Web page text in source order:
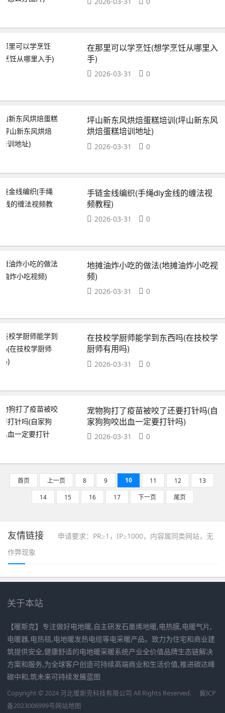
在那里可以学烹饪(想学烹饪从哪里入
手)
2026-03-31 0
坪山新东风烘焙蛋糕培训(坪山新东风
烘焙蛋糕培训地址)
2026-03-31 0
手链金线编织(手绳diy金线的缠法视
频教程)
2026-03-31 0
地摊油炸小吃的做法(地摊油炸小吃视
频)
2026-03-31 0
在技校学厨师能学到东西吗(在技校学
厨师有用吗)
2026-03-31 0
宠物狗打了疫苗被咬了还要打针吗(自
家狗狗咬出血一定要打针吗)
2026-03-31 0
首页 上一页 8 9 10 11 12
13
14
15 16 17 下一页 尾页
友情链接
申请要求：PR≥1，IP≥1000，内容属同类网站，无
作弊现象
关于本站
【暖斯克】专注做好电地暖,自主研发石墨烯地暖,电热膜,电暖气片,
电暖器,电热毯,电地暖发热电缆等电采暖产品。致力为住宅和商业建
筑提供安全,健康舒适的电地暖采暖系统产业全价值品牌生态链解决
方案和服务,为全球客户创造可持续高端商业和生活价值,推进碳达峰
碳中和,筑未来可持续发展蓝图
Copyright © 2024 河北暖斯克科技有限公司 All Rights Reserved.
冀ICP
备2023006999号网站地图